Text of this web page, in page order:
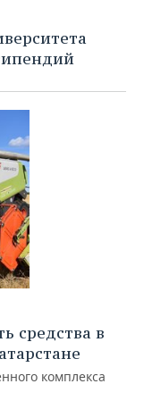
средства в
комплекса